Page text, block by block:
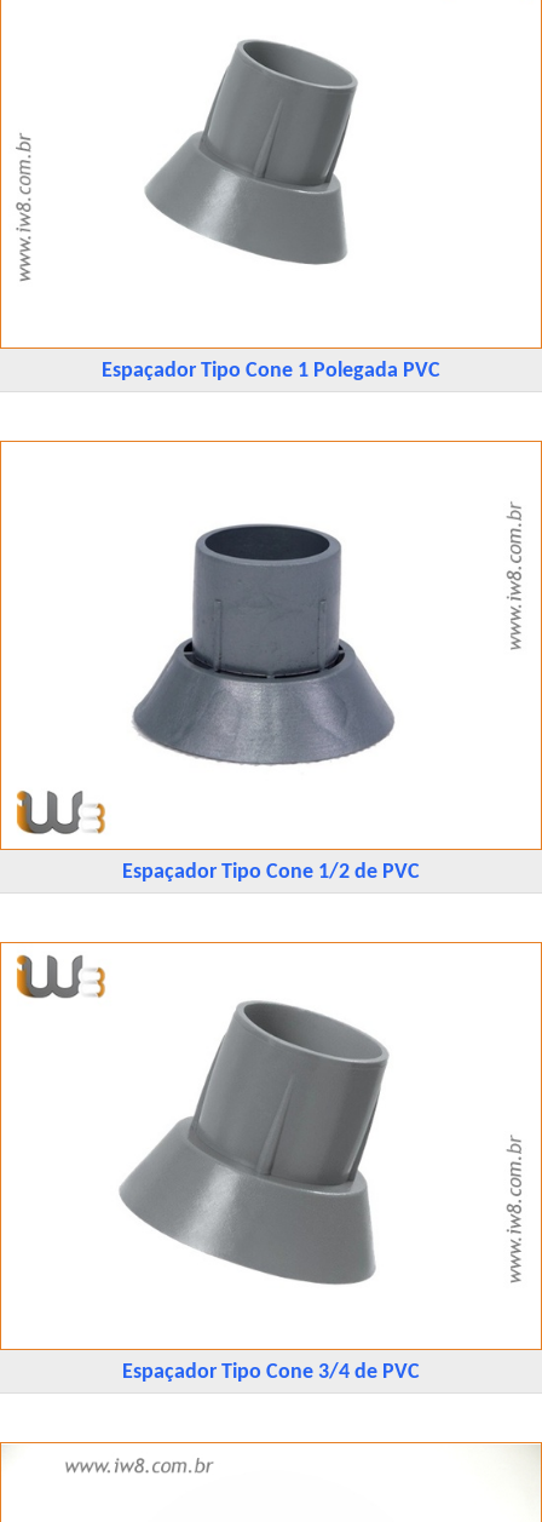
Espaçador Tipo Cone 1 Polegada PVC
Espaçador Tipo Cone 1/2 de PVC
Espaçador Tipo Cone 3/4 de PVC